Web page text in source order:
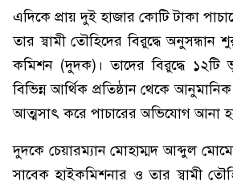
এদিকে প্রায় দুই হাজার কোটি টাকা
তার স্বামী তৌহিদের বিরুদ্ধে অনুসন্ধান
কমিশন (দুদক)। তাদের বিরুদ্ধে ১২টি
বিভিন্ন আর্থিক প্রতিষ্ঠান থেকে
আত্মসাৎ করে পাচারের অভিযোগ আনা
দুদকে চেয়ারম্যান মোহাম্মদ আব্দুল
সাবেক হাইকমিশনার ও তার স্বামী